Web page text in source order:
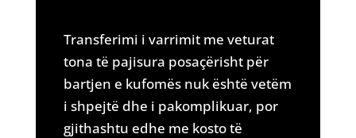
Transferimi i varrimit me veturat
tona të pajisura posaçërisht për
bartjen e kufomës nuk është vetëm
i shpejtë dhe i pakomplikuar, por
gjithashtu edhe me kosto të